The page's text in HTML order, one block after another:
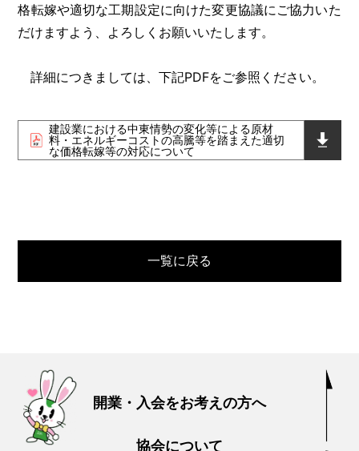
格転嫁や適切な工期設定に向けた変更協議にご協力いた
だけますよう、よろしくお願いいたします。
詳細につきましては、下記PDFをご参照ください。
建設業における中東情勢の変化等による原材
料・エネルギーコストの高騰等を踏まえた適切
な価格転嫁等の対応について
一覧に戻る
開業・入会をお考えの方へ
協会について